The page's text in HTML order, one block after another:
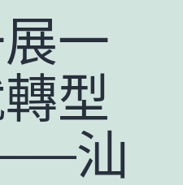
一
型
汕